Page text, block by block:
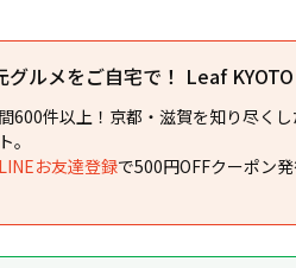
グルメをご自宅で！ Leaf
600件以上！京都・滋賀を知り尽く
。
お友達登録で500円OFFクーポン